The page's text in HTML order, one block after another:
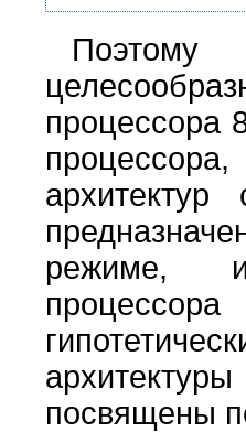
процессора
архитектур
режиме, и
посвящены